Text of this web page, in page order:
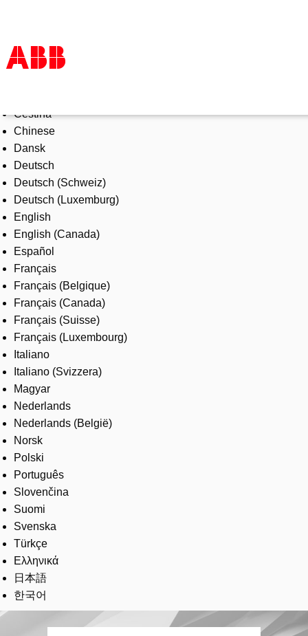
Products & Solutions
Industries
Services
About us
Where to buy
Contact us
Careers
Čeština
Chinese
Dansk
Deutsch
Deutsch (Schweiz)
Deutsch (Luxemburg)
English
English (Canada)
Español
Français
Français (Belgique)
Français (Canada)
Français (Suisse)
Français (Luxembourg)
Italiano
Italiano (Svizzera)
Magyar
Nederlands
Nederlands (België)
Norsk
Polski
Português
Slovenčina
Suomi
Svenska
Türkçe
Ελληνικά
日本語
한국어